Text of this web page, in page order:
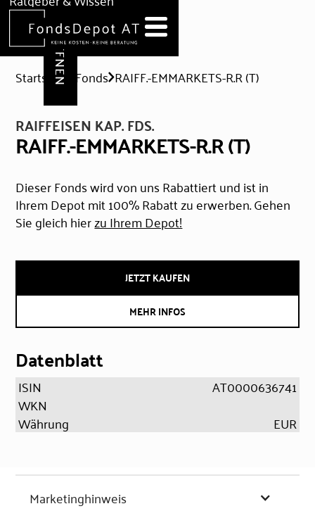
Hilfe & Formulare
DEPOT ERÖFFNEN
Startseite Fonds RAIFF.-EMMARKETS-R.R (T)
RAIFFEISEN KAP. FDS.
RAIFF.-EMMARKETS-R.R (T)
Dieser Fonds wird von uns Rabattiert und ist in
Ihrem Depot mit 100% Rabatt zu erwerben. Gehen
Sie gleich hierzu Ihrem Depot!
JETZT KAUFEN
MEHR INFOS
Datenblatt
ISIN
AT0000636741
WKN
Währung
EUR
Marketinghinweis